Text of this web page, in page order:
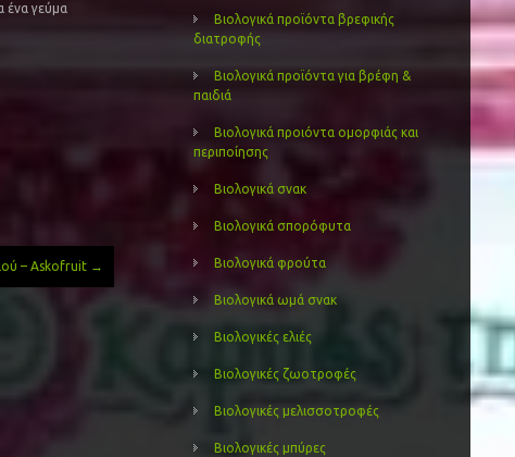
ένα γεύμα
– Askofruit →
Βιολογικά προϊόντα βρεφικής
διατροφής
Βιολογικά προϊόντα για βρέφη &
παιδιά
Βιολογικά προιόντα ομορφιάς και
περιποίησης
Βιολογικά σνακ
Βιολογικά σπορόφυτα
Βιολογικά φρούτα
Βιολογικά ωμά σνακ
Βιολογικές ελιές
Βιολογικές ζωοτροφές
Βιολογικές μελισσοτροφές
Βιολογικές μπύρες